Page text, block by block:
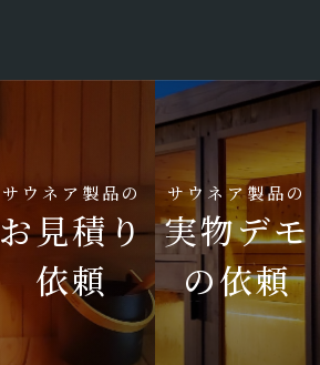
サウネア製品の
お見積り
依頼
サウネア製品の
実物デモ
の依頼